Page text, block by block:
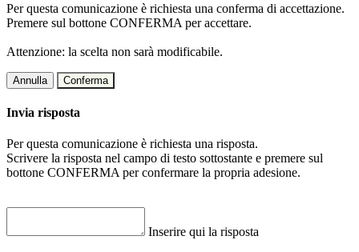
Per questa comunicazione è richiesta una conferma di accettazione.
Premere sul bottone CONFERMA per accettare.
Attenzione: la scelta non sarà modificabile.
Annulla Conferma
Invia risposta
Per questa comunicazione è richiesta una risposta.
Scrivere la risposta nel campo di testo sottostante e premere sul
bottone CONFERMA per confermare la propria adesione.
Inserire qui la risposta